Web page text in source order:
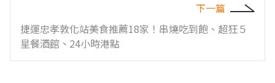
下一篇
捷運忠孝敦化站美食推薦18家！串燒吃到飽、超狂５
星餐酒館、24小時港點